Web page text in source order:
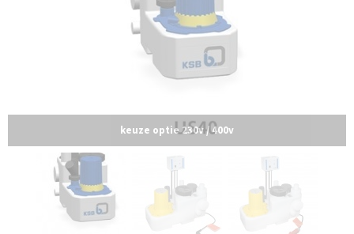
keuze optie 230v / 400v